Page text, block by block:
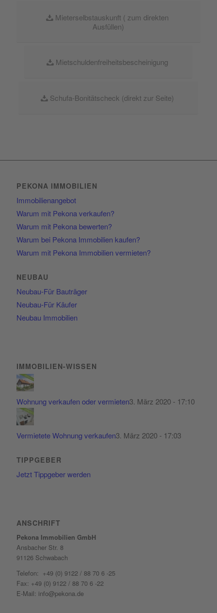
Mieterselbstauskunft ( zum direkten
Ausfüllen)
Mietschuldenfreiheitsbescheinigung
Schufa-Bonitätscheck (direkt zur Seite)
PEKONA IMMOBILIEN
Immobilienangebot
Warum mit Pekona verkaufen?
Warum mit Pekona bewerten?
Warum bei Pekona Immobilien kaufen?
Warum mit Pekona Immobilien vermieten?
NEUBAU
Neubau-Für Bauträger
Neubau-Für Käufer
Neubau Immobilien
IMMOBILIEN-WISSEN
Wohnung verkaufen oder vermieten3. März 2020 - 17:10
Vermietete Wohnung verkaufen3. März 2020 - 17:03
TIPPGEBER
Jetzt Tippgeber werden
ANSCHRIFT
Pekona Immobilien GmbH
Ansbacher Str. 8
91126 Schwabach
Telefon: +49 (0) 9122 / 88 70 6 -25
Fax: +49 (0) 9122 / 88 70 6 -22
E-Mail: info@pekona.de